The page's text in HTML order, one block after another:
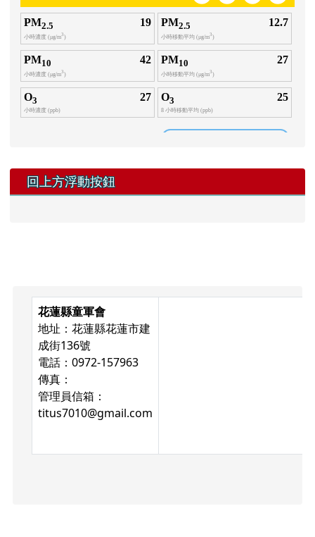
回上方浮動按鈕
頁尾區域內容
花蓮縣童軍會
地址：花蓮縣花蓮市建
成街136號
電話：0972-157963
傳真：
管理員信箱：
titus7010@gmail.com